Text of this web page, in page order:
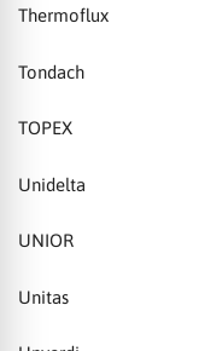
Thermoflux
Tondach
TOPEX
Unidelta
UNIOR
Unitas